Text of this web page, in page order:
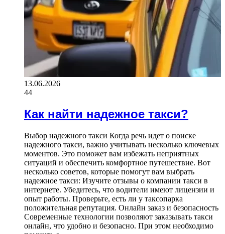
13.06.2026
44
Как найти надежное такси?
Выбор надежного такси Когда речь идет о поиске
надежного такси, важно учитывать несколько ключевых
моментов. Это поможет вам избежать неприятных
ситуаций и обеспечить комфортное путешествие. Вот
несколько советов, которые помогут вам выбрать
надежное такси: Изучите отзывы о компании такси в
интернете. Убедитесь, что водители имеют лицензии и
опыт работы. Проверьте, есть ли у таксопарка
положительная репутация. Онлайн заказ и безопасность
Современные технологии позволяют заказывать такси
онлайн, что удобно и безопасно. При этом необходимо